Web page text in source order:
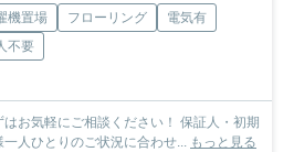
機置場 フローリング
電気有
不要
にご相談ください！ 保証人・初期
人ひとりのご状況に合わせ... もっと見る